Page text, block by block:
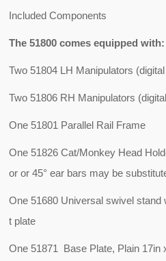
Included Components
The 51800 comes equipped with:
Two 51804 LH Manipulators
Two 51806 RH Manipulators
One 51801 Parallel Rail Frame
One 51826 Cat/Monkey Head
or or 45° ear bars may be
One 51680 Universal swivel stand
t plate
One 51871 Base Plate, Plain 17in